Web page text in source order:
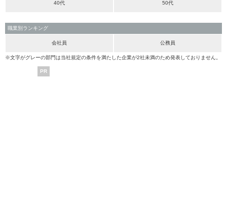
40代 50代
職業別ランキング
会社員 公務員
※文字がグレーの部門は当社規定の条件を満たした企業が2社未満のため発表しておりません。
PR